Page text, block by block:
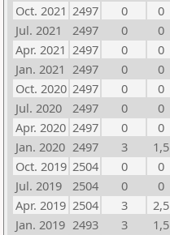
Oct. 2021 2497 0
0
Jul. 2021
2497 0
0
Apr. 2021 2497 0
0
Jan. 2021 2497 0
0
Oct. 2020 2497 0
0
Jul. 2020
2497 0
0
Apr. 2020 2497 0
0
Jan. 2020 2497 3
1,5
Oct. 2019 2504 0
0
Jul. 2019
2504 0
0
Apr. 2019 2504 3
2,5
Jan. 2019 2493 3
1,5